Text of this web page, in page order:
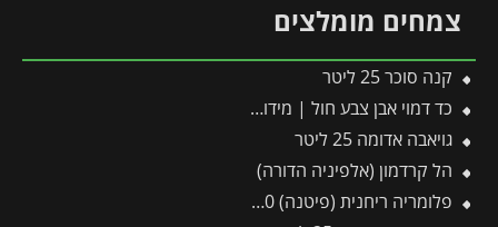
צמחים מומלצים
קנה סוכר 25 ליטר
כד דמוי אבן צבע חול | מידות 55×59 ס״מ
גויאבה אדומה 25 ליטר
הל קרדמון (אלפיניה הדורה)
פלומריה ריחנית (פיטנה) 10 ליטר